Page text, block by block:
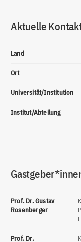
Aktuelle
Land
Ort
Universität/Institution
Institut/Abteilung
Prof. Dr. Gustav
Rosenberger
Prof. Dr.